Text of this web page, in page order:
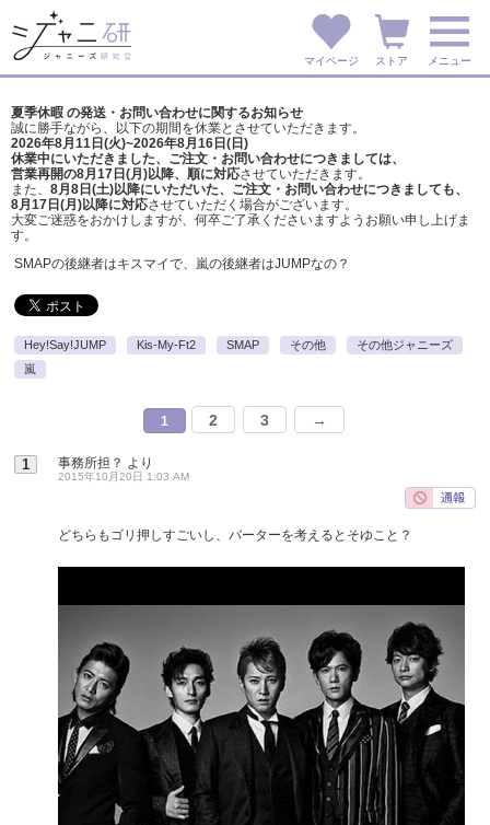
マイページ ストア メニュー
夏季休暇 の発送・お問い合わせに関するお知らせ
誠に勝手ながら、以下の期間を休業とさせていただきます。
2026年8月11日(火)~2026年8月16日(日)
休業中にいただきました、ご注文・お問い合わせにつきましては、
営業再開の8月17日(月)以降、順に対応させていただきます。
また、 8月8日(土)以降にいただいた、ご注文・ お問い合わせにつきましても、
8月17日(月)以降に対応させていただく場合がございます。
大変ご迷惑をおかけしますが、 何卒ご了承くださいますようお願い申し上げま
す。
SMAPの後継者はキスマイで、嵐の後継者はJUMPなの？
Hey!Say!JUMP Kis-My-Ft2 SMAP その他
その他ジャニーズ
嵐
1 2 3 →
1 事務所担？ より
2015年10月20日 1:03 AM
どちらもゴリ押しすごいし、バーターを考えるとそゆこと？